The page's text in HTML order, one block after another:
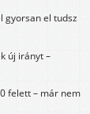
gyorsan el tudsz
új irányt –
felett – már nem